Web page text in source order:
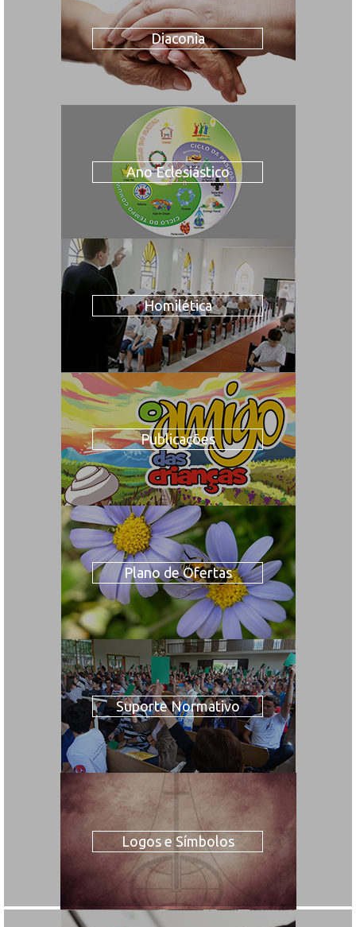
Diaconia
Ano Eclesiástico
Homilética
Publicações
Plano de Ofertas
Suporte Normativo
Logos e Símbolos